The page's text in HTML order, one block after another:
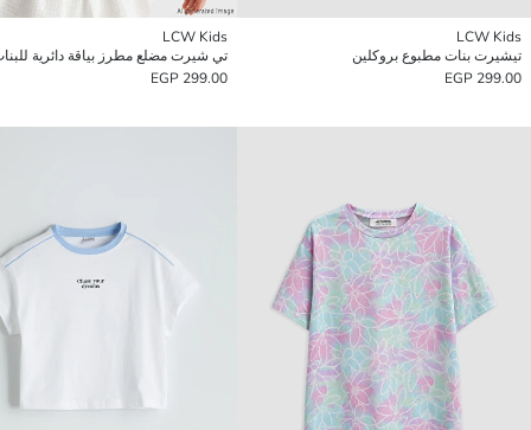
LCW Kids
تيشيرت بنات مطبوع بروكلين
299.00 EGP
LCW Kids
تي شيرت مضلع مطرز بياقة دائرية
299.00 EGP